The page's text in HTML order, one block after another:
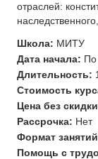
Семейное право
Жилищное право
Международное
Уголовное право
GR-менеджмент
Адвокат
отраслей:
Школа: МИТУ
Дата начала: По
Длительность:
Стоимость
Цена без
Рассрочка: Нет
Формат
Помощь с